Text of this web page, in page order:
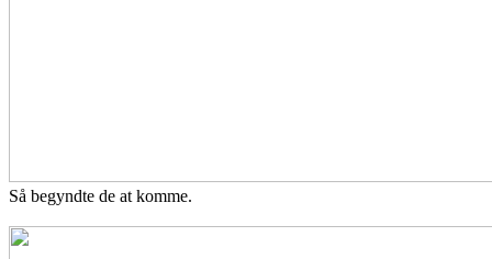
Så begyndte de at komme.